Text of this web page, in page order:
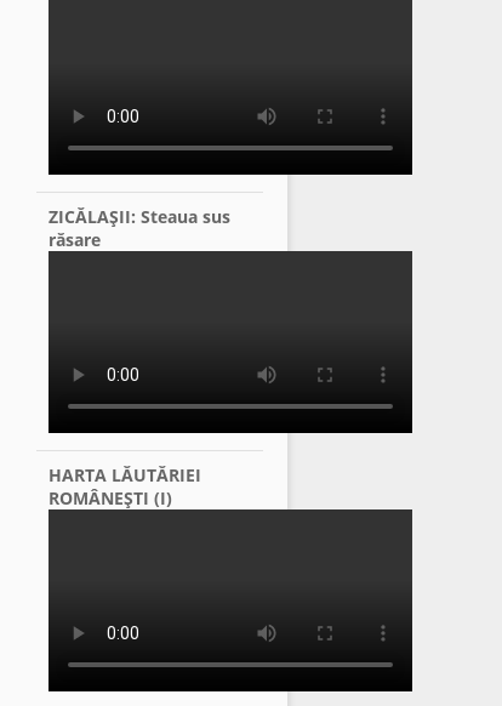
ZICĂLAŞII: Steaua sus
răsare
HARTA LĂUTĂRIEI
ROMÂNEŞTI (I)